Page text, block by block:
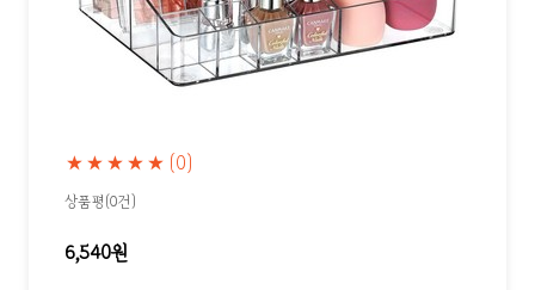
★★★★★ (0)
상품평(0건)
6,540원